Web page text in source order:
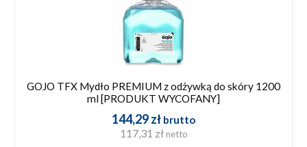
GOJO TFX Mydło PREMIUM z odżywką do skóry 1200
ml [PRODUKT WYCOFANY]
144,29 zł brutto
117,31 zł netto